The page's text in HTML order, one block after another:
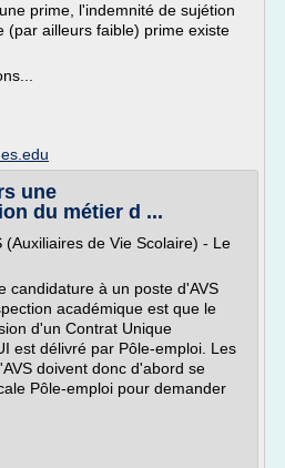
prime, l'indemnité de sujétion
(par ailleurs faible) prime existe
une
du métier d ...
(Auxiliaires de Vie Scolaire) - Le
candidature à un poste d'AVS
académique est que le
d'un Contrat Unique
est délivré par Pôle-emploi. Les
doivent donc d'abord se
Pôle-emploi pour demander